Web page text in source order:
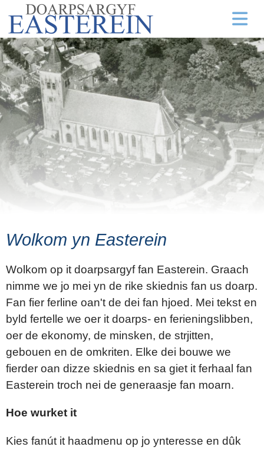
Wolkom yn Easterein
Wolkom op it doarpsargyf fan Easterein. Graach
nimme we jo mei yn de rike skiednis fan us doarp.
Fan fier ferline oan't de dei fan hjoed. Mei tekst en
byld fertelle we oer it doarps- en ferieningslibben,
oer de ekonomy, de minsken, de strjitten,
gebouen en de omkriten. Elke dei bouwe we
fierder oan dizze skiednis en sa giet it ferhaal fan
Easterein troch nei de generaasje fan moarn.
Hoe wurket it
Kies fanút it haadmenu op jo ynteresse en dûk